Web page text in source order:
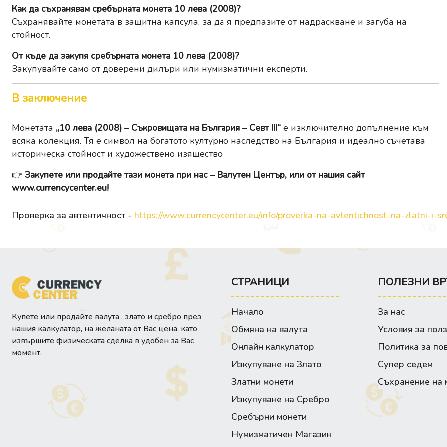
Как да съхранявам сребърната монета 10 лева (2008)?
Съхранявайте монетата в защитна капсула, за да я предпазите от надраскване и загуба на
стойност.
От къде да закупя сребърната монета 10 лева (2008)?
Закупувайте само от доверени дилъри или нумизматични експерти.
В заключение
Монетата „10 лева (2008) – Съкровищата на България – Севт III“ е изключително допълнение към
всяка колекция. Тя е символ на богатото културно наследство на България и идеално съчетава
историческа стойност и художествено изящество.
👉 Закупете или продайте тази монета при нас – Валутен Център, или от нашия сайт
www.currencycenter.eu!
Проверка за автентичност - https://www.currencycenter.eu/info/proverka-na-avtentichnost-na-zlatni-i-
Купете или продайте валута , злато и сребро през
нашия калкулатор, на желаната от Вас цена, като
извършите физическата сделка в удобен за Вас
момент.
СТРАНИЦИ
Начало
Обмяна на валута
Онлайн калкулатор
Изкупуване на Злато
Златни монети
Изкупуване на Сребро
Сребърни монети
Нумизматичен Магазин
ПОЛЕЗНИ
За нас
Условия за
Политика за
Супер седем
Съхранение на